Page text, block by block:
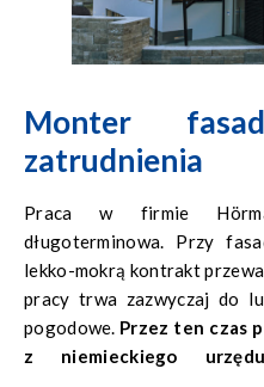
Monter
zatrudnienia
Praca w firmie
długoterminowa. Przy
lekko-mokrą kontrakt
pracy trwa zazwyczaj do
pogodowe. Przez ten czas
z niemieckiego urzędu